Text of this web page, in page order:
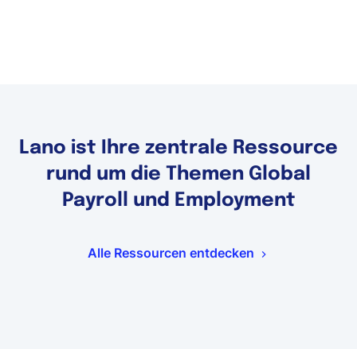
Lano ist Ihre zentrale Ressource
rund um die Themen Global
Payroll und Employment
Alle Ressourcen entdecken